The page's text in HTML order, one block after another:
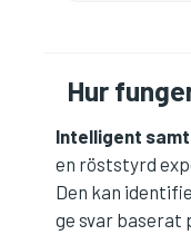
Hur
Intelligent
en röststyrd
Den kan
ge svar baserat